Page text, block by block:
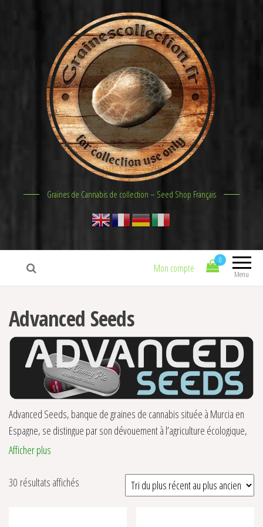
Graines de Cannabis de collection – Seed Shop Français
Menu
0
Mon compte
Advanced Seeds
Advanced Seeds, banque de graines de cannabis située à Murcia en
Espagne, se distingue par son dévouement à l’agriculture écologique,
fondement de sa production. Forte de son expérience dans le
réputation solide grâce à son processus de sélection rigoureux,
garantissant des graines d’une qualité exceptionnelle.
Afficher plus
30 résultats affichés Trié du plus récent au plus ancien